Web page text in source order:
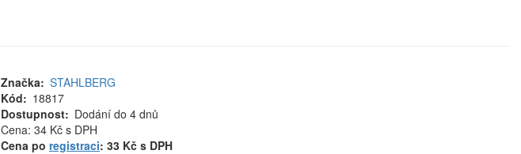
Značka STAHLBERG
Kód
18817
Dostupnost
Dodání do 4 dnů
Cena
MJ
Cena: 34 Kč s DPH
Cena po registraci: 33 Kč s DPH